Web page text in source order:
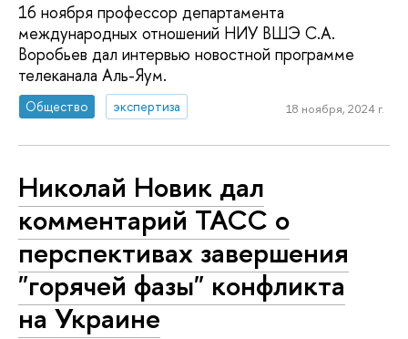
16 ноября профессор департамента
международных отношений НИУ ВШЭ С.А.
Воробьев дал интервью новостной программе
телеканала Аль-Яум.
Общество экспертиза 18 ноября, 2024 г.
Николай Новик дал
комментарий ТАСС о
перспективах завершения
"горячей фазы" конфликта
на Украине